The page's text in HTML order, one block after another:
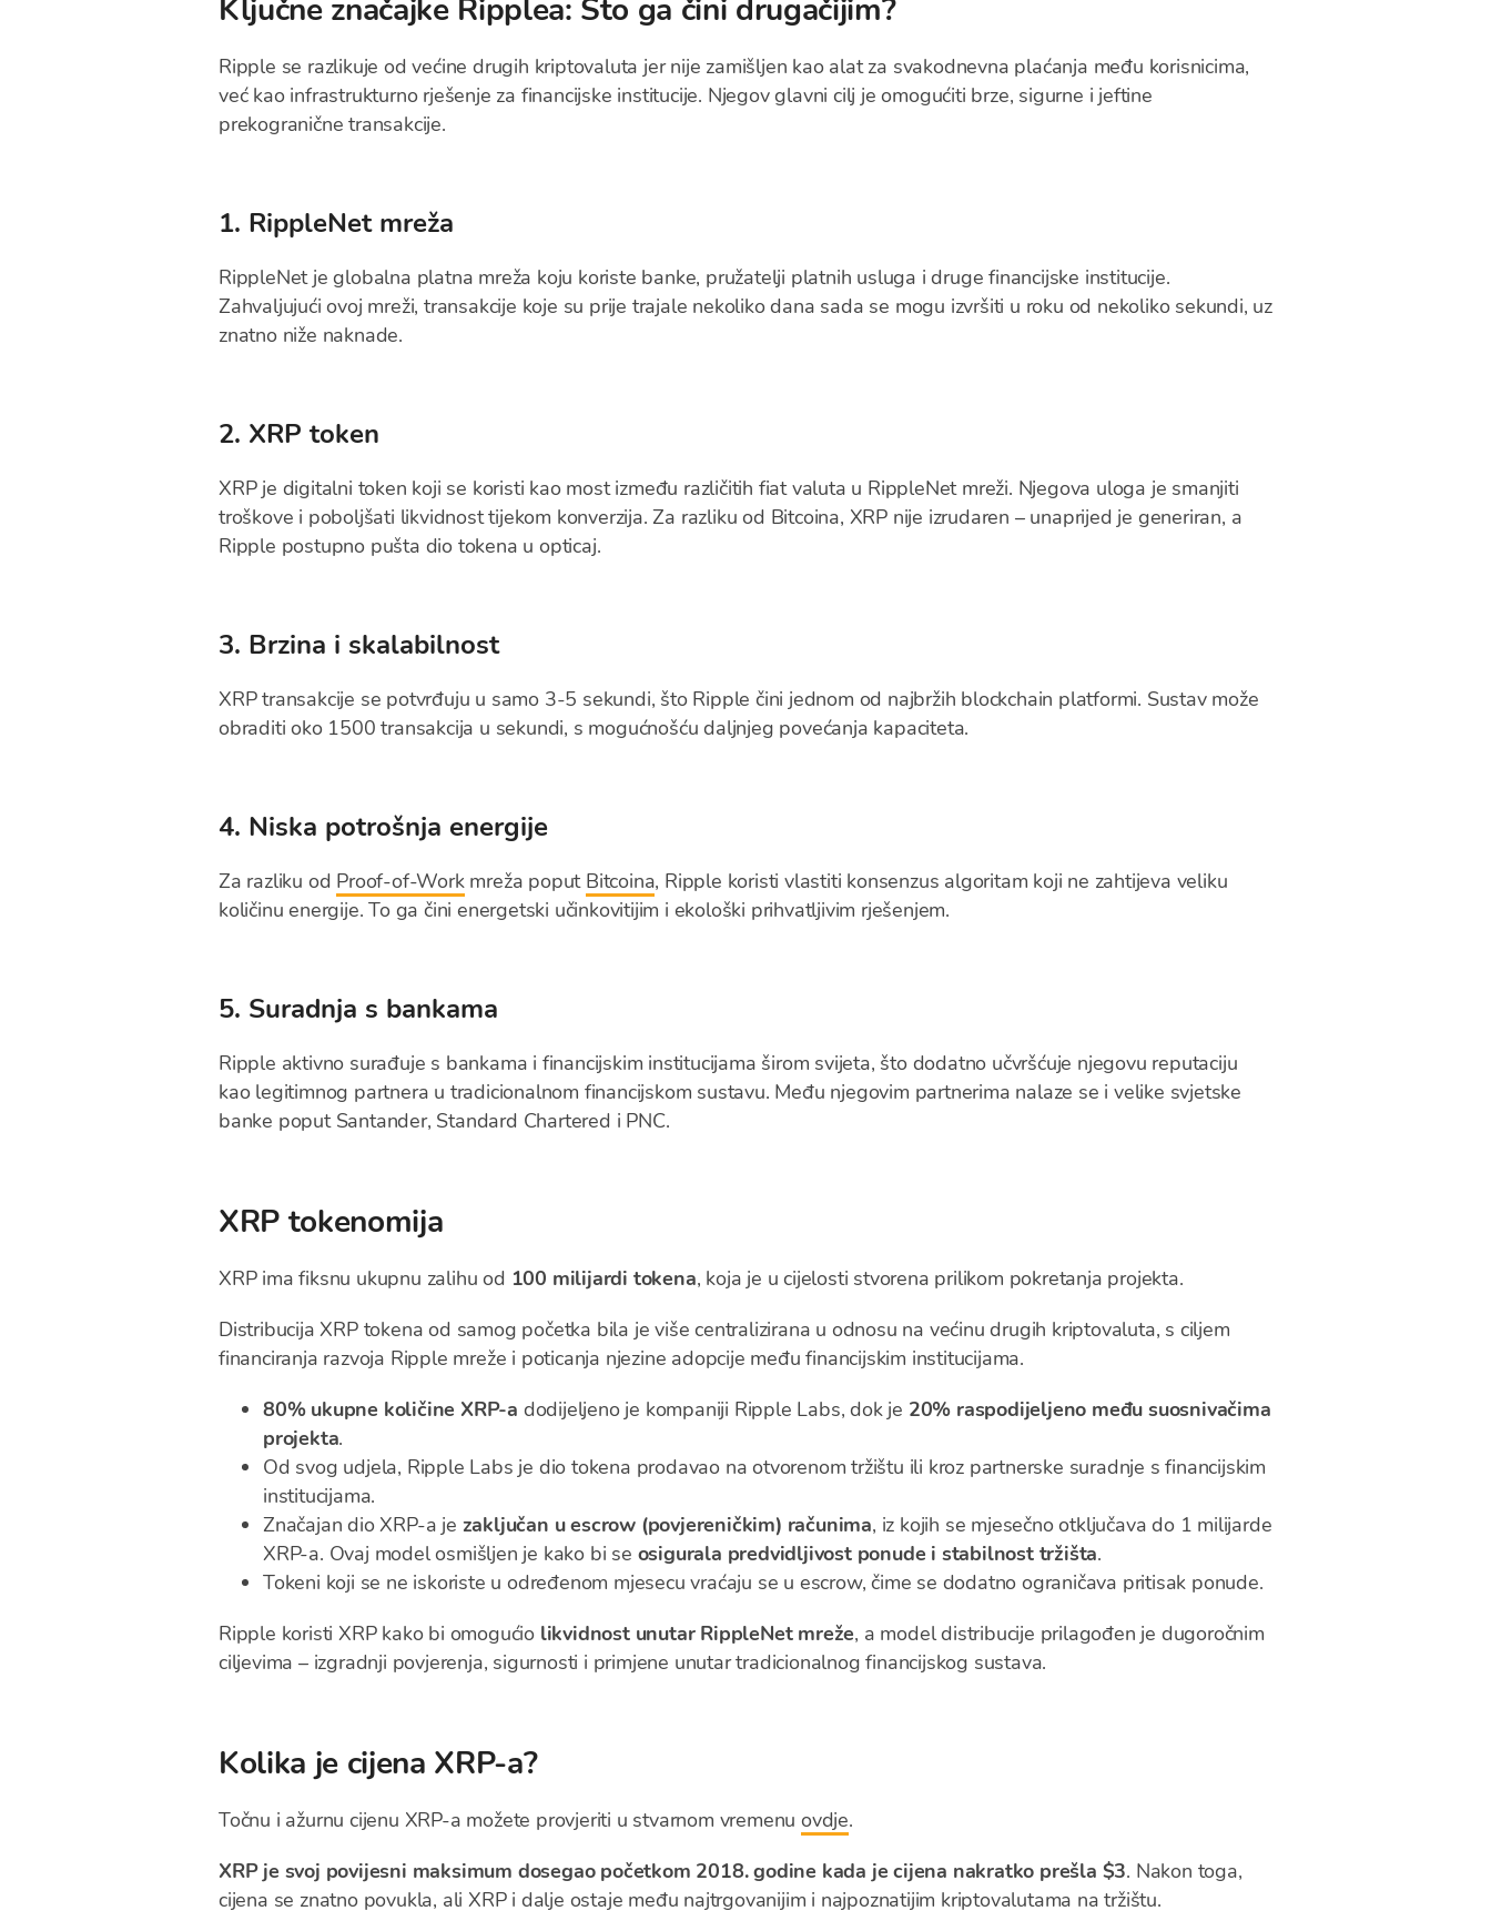
Ključne značajke Ripplea: Što ga čini drugačijim?
Ripple se razlikuje od većine drugih kriptovaluta jer nije zamišljen kao alat za svakodnevna plaćanja među korisnicima,
već kao infrastrukturno rješenje za financijske institucije. Njegov glavni cilj je omogućiti brze, sigurne i jeftine
prekogranične transakcije.
1. RippleNet mreža
RippleNet je globalna platna mreža koju koriste banke, pružatelji platnih usluga i druge financijske institucije.
Zahvaljujući ovoj mreži, transakcije koje su prije trajale nekoliko dana sada se mogu izvršiti u roku od nekoliko sekundi, uz
znatno niže naknade.
2. XRP token
XRP je digitalni token koji se koristi kao most između različitih fiat valuta u RippleNet mreži. Njegova uloga je smanjiti
troškove i poboljšati likvidnost tijekom konverzija. Za razliku od Bitcoina, XRP nije izrudaren – unaprijed je generiran, a
Ripple postupno pušta dio tokena u opticaj.
3. Brzina i skalabilnost
XRP transakcije se potvrđuju u samo 3-5 sekundi, što Ripple čini jednom od najbržih blockchain platformi. Sustav može
obraditi oko 1500 transakcija u sekundi, s mogućnošću daljnjeg povećanja kapaciteta.
4. Niska potrošnja energije
Za razliku od Proof-of-Workmreža poput Bitcoina, Ripple koristi vlastiti konsenzus algoritam koji ne zahtijeva veliku
količinu energije. To ga čini energetski učinkovitijim i ekološki prihvatljivim rješenjem.
5. Suradnja s bankama
Ripple aktivno surađuje s bankama i financijskim institucijama širom svijeta, što dodatno učvršćuje njegovu reputaciju
kao legitimnog partnera u tradicionalnom financijskom sustavu. Među njegovim partnerima nalaze se i velike svjetske
banke poput Santander, Standard Chartered i PNC.
XRP tokenomija
XRP ima fiksnu ukupnu zalihu od 100 milijardi tokena, koja je u cijelosti stvorena prilikom pokretanja projekta.
Distribucija XRP tokena od samog početka bila je više centralizirana u odnosu na većinu drugih kriptovaluta, s ciljem
financiranja razvoja Ripple mreže i poticanja njezine adopcije među financijskim institucijama.
80% ukupne količine XRP-a dodijeljeno je kompaniji Ripple Labs, dok je 20% raspodijeljeno među suosnivačima
projekta.
Od svog udjela, Ripple Labs je dio tokena prodavao na otvorenom tržištu ili kroz partnerske suradnje s financijskim
institucijama.
Značajan dio XRP-a je zaključan u escrow (povjereničkim) računima, iz kojih se mjesečno otključava do 1 milijarde
XRP-a. Ovaj model osmišljen je kako bi se osigurala predvidljivost ponude i stabilnost tržišta.
Tokeni koji se ne iskoriste u određenom mjesecu vraćaju se u escrow, čime se dodatno ograničava pritisak ponude.
Ripple koristi XRP kako bi omogućio likvidnost unutar RippleNet mreže, a model distribucije prilagođen je dugoročnim
ciljevima – izgradnji povjerenja, sigurnosti i primjene unutar tradicionalnog financijskog sustava.
Kolika je cijena XRP-a?
Točnu i ažurnu cijenu XRP-a možete provjeriti u stvarnom vremenu ovdje.
XRP je svoj povijesni maksimum dosegao početkom 2018. godine kada je cijena nakratko prešla $3. Nakon toga,
cijena se znatno povukla, ali XRP i dalje ostaje među najtrgovanijim i najpoznatijim kriptovalutama na tržištu.